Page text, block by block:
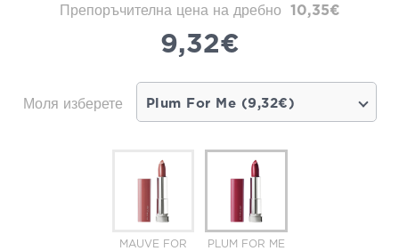
Препоръчителна цена на дребно 10,35€
9,32€
Моля изберете Plum For Me (9,32€)
MAUVE FOR
PLUM FOR ME